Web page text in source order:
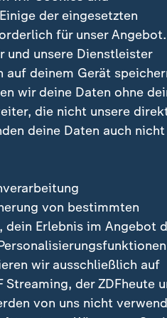
sie trainiert? Und wie
Vision und
Technik?
der eingesetzten
für unser
und unsere Dienstleister
deinem Gerät
wir deine Daten ohne
die nicht unsere
deine Daten auch nicht
von bestimmten
Erlebnis im Angebot
wir ausschließlich auf
Streaming, der ZDFheute
von uns nicht